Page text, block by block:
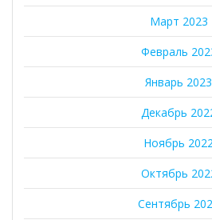
Март 2023
Февраль
Январь 2023
Декабрь
Ноябрь
Октябрь
Сентябрь